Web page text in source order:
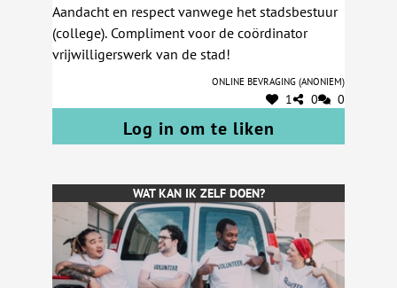
Aandacht en respect vanwege het stadsbestuur
(college). Compliment voor de coördinator
vrijwilligerswerk van de stad!
Online bevraging (anoniem)
1 0 0
Log in om te liken
WAT KAN IK ZELF DOEN?